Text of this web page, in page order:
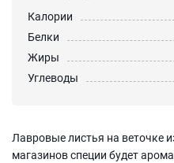
Калории
Белки
Жиры
Углеводы
Лавровые листья на веточке
магазинов специи будет